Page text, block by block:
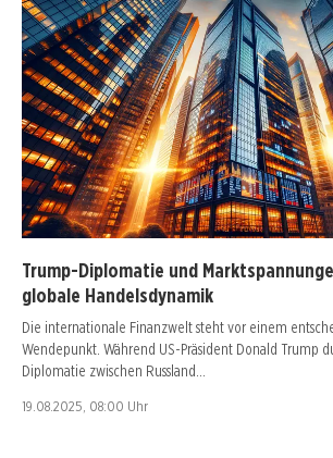
Trump-Diplomatie und
globale Handelsdynamik
Die internationale Finanzwelt steht vor einem
Wendepunkt. Während US-Präsident Donald Trump
Diplomatie zwischen Russland…
19.08.2025, 08:00 Uhr